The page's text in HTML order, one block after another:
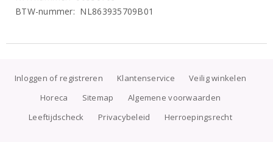
BTW-nummer: NL863935709B01
Inloggen of registreren Klantenservice
Veilig winkelen
Horeca
Sitemap
Algemene voorwaarden
Leeftijdscheck
Privacybeleid Herroepingsrecht